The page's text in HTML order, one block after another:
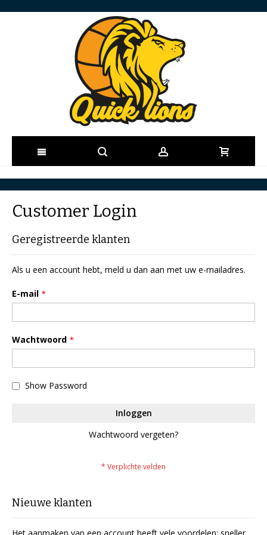
Ga
de
inhoud
Customer Login
Geregistreerde klanten
Als u een account hebt, meld u dan aan met uw e-mailadres.
E-mail
Wachtwoord
Show Password
Inloggen
Wachtwoord vergeten?
Nieuwe klanten